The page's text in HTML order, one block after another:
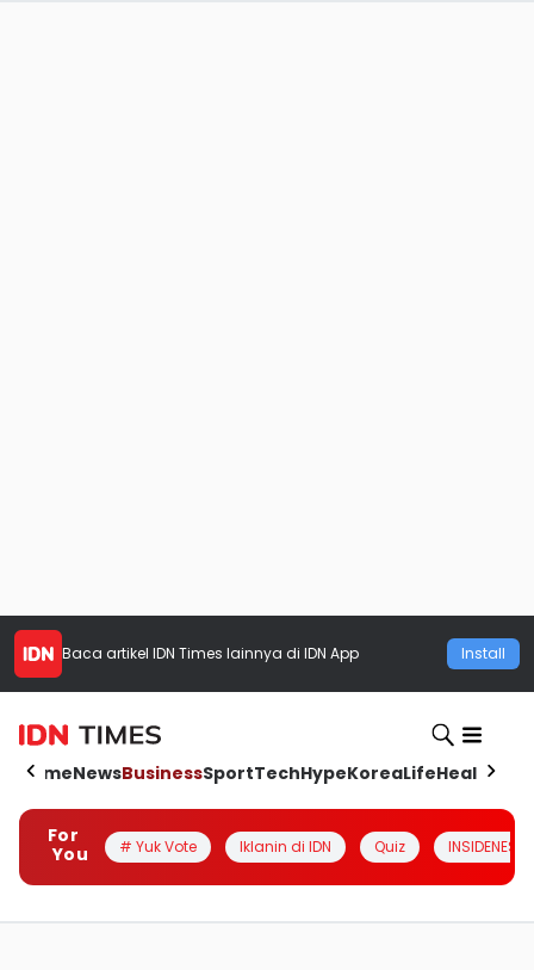
Baca artikel IDN Times lainnya di IDN App Install
HomeNewsBusinessSportTechHypeKoreaLifeHealth
For
You
# Yuk Vote Iklanin di IDN Quiz INSIDENESIA